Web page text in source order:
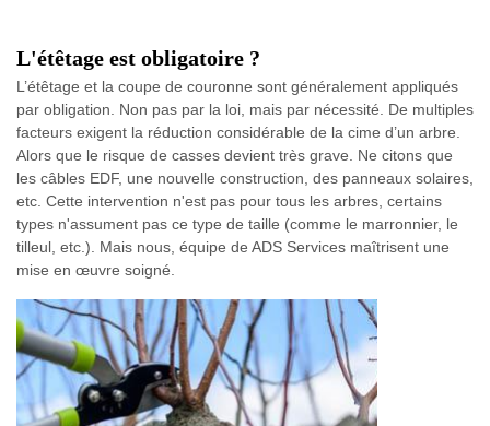
L'étêtage est obligatoire ?
L’étêtage et la coupe de couronne sont généralement appliqués
par obligation. Non pas par la loi, mais par nécessité. De multiples
facteurs exigent la réduction considérable de la cime d’un arbre.
Alors que le risque de casses devient très grave. Ne citons que
les câbles EDF, une nouvelle construction, des panneaux solaires,
etc. Cette intervention n'est pas pour tous les arbres, certains
types n'assument pas ce type de taille (comme le marronnier, le
tilleul, etc.). Mais nous, équipe de ADS Services maîtrisent une
mise en œuvre soigné.